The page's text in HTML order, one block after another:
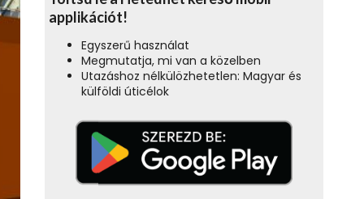
applikációt!
Egyszerű használat
Megmutatja, mi van a közelben
Utazáshoz nélkülözhetetlen: Magyar és
külföldi úticélok